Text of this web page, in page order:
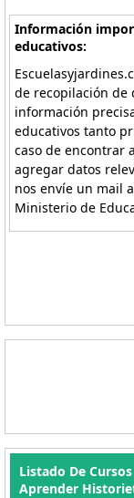
Información
educativos:
de recopilación de
información
educativos tanto
caso de encontrar
agregar datos
nos envíe un mail
Ministerio de
Listado De
Aprender